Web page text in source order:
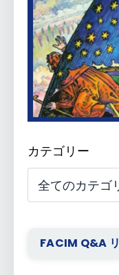
カテゴリー
FACIM Q&A